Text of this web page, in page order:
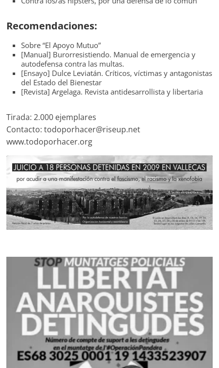
Recomendaciones:
Sobre “El Apoyo Mutuo”
[Manual] Burorresistiendo. Manual de emergencia y
autodefensa contra las multas.
[Ensayo] Dulce Leviatán. Críticos, víctimas y antagonistas
del Estado del Bienestar
[Revista] Argelaga. Revista antidesarrollista y libertaria
Tirada: 2.000 ejemplares
Contacto: todoporhacer@riseup.net
www.todoporhacer.org